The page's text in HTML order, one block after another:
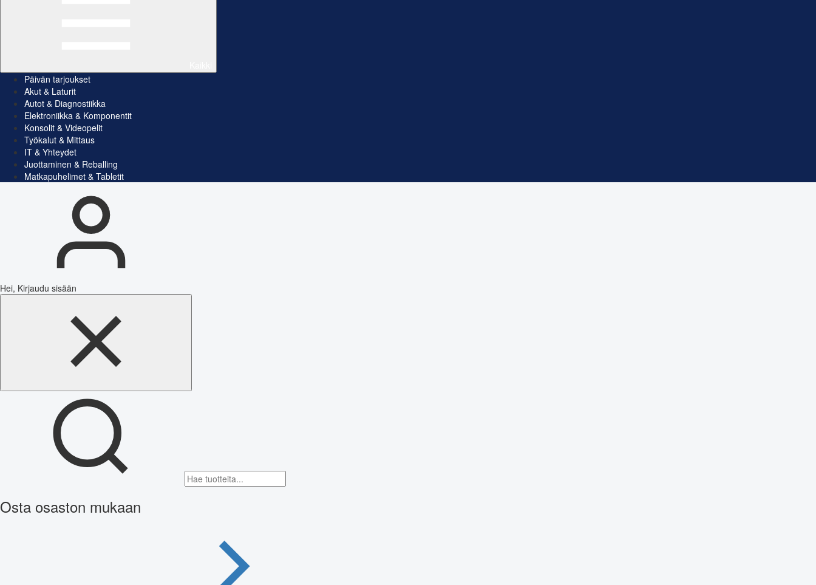
Päivän tarjoukset
Akut & Laturit
Autot & Diagnostiikka
Elektroniikka & Komponentit
Konsolit & Videopelit
Työkalut & Mittaus
IT & Yhteydet
Juottaminen & Reballing
Matkapuhelimet & Tabletit
Hei, Kirjaudu sisään
Osta osaston mukaan